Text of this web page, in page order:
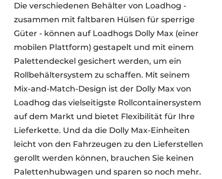
Die verschiedenen Behälter von Loadhog -
zusammen mit faltbaren Hülsen für sperrige
Güter - können auf Loadhogs Dolly Max (einer
mobilen Plattform) gestapelt und mit einem
Palettendeckel gesichert werden, um ein
Rollbehältersystem zu schaffen. Mit seinem
Mix-and-Match-Design ist der Dolly Max von
Loadhog das vielseitigste Rollcontainersystem
auf dem Markt und bietet Flexibilität für Ihre
Lieferkette. Und da die Dolly Max-Einheiten
leicht von den Fahrzeugen zu den Lieferstellen
gerollt werden können, brauchen Sie keinen
Palettenhubwagen und sparen so noch mehr.